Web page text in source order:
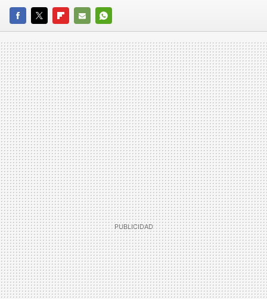
FACEBOOK
TWITTERFLIPBOARD
E-
MAIL
WHATSAPP